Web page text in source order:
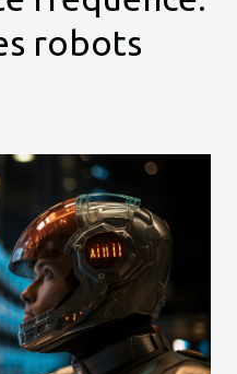
robots